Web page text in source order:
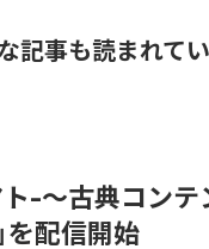
記事も読まれて
-〜古典コン
を配信開始